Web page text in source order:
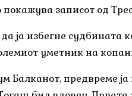
покажува записот од
ја избегне судбината
уметник на
предвреме